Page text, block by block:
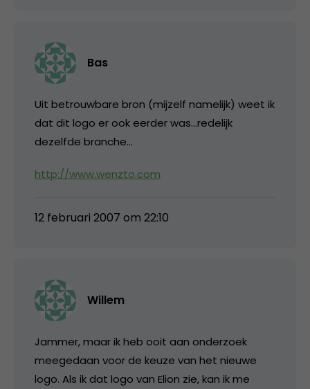
Bas
Uit betrouwbare bron (mijzelf namelijk) weet ik
dat dit logo er ook eerder was…redelijk
dezelfde branche…
http://www.wenzto.com
12 februari 2007 om 22:10
Willem
Jammer, maar ik heb ooit aan onderzoek
meegedaan voor de keuze van het nieuwe
logo. Als ik dat logo van Elion zie, kan ik me